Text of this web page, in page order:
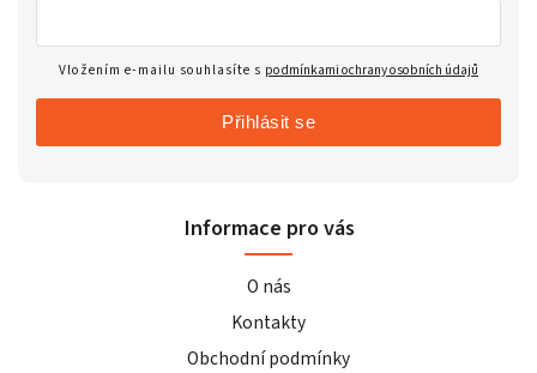
Vložením e-mailu souhlasíte s podmínkami ochrany osobních údajů
Přihlásit se
Informace pro vás
O nás
Kontakty
Obchodní podmínky